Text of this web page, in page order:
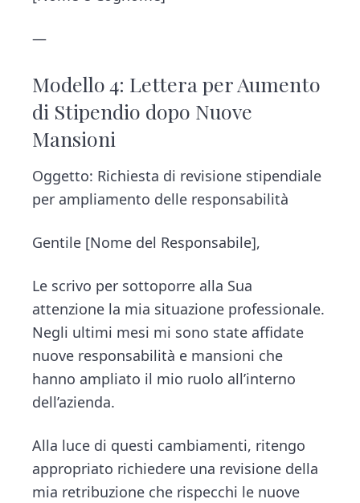
—
Modello 4: Lettera per Aumento
di Stipendio dopo Nuove
Mansioni
Oggetto: Richiesta di revisione stipendiale
per ampliamento delle responsabilità
Gentile [Nome del Responsabile],
Le scrivo per sottoporre alla Sua
attenzione la mia situazione professionale.
Negli ultimi mesi mi sono state affidate
nuove responsabilità e mansioni che
hanno ampliato il mio ruolo all’interno
dell’azienda.
Alla luce di questi cambiamenti, ritengo
appropriato richiedere una revisione della
mia retribuzione che rispecchi le nuove